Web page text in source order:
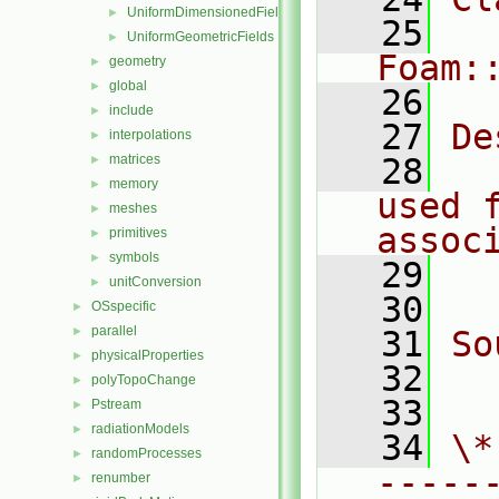
► UniformDimensionedFields
► UniformGeometricFields
► geometry
► global
► include
► interpolations
► matrices
► memory
► meshes
► primitives
► symbols
► unitConversion
► OSspecific
► parallel
► physicalProperties
► polyTopoChange
► Pstream
► radiationModels
► randomProcesses
► renumber
   25
   26
   27
   28
used
   29
   30
   31
   32
   33
   34